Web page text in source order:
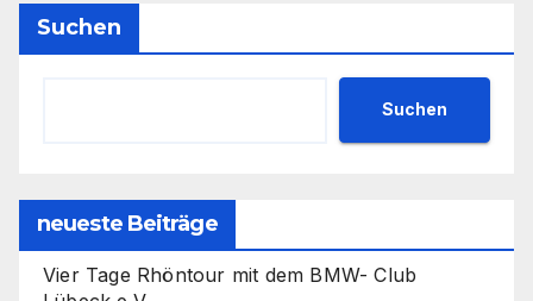
Suchen
Suchen
neueste Beiträge
Vier Tage Rhöntour mit dem BMW- Club